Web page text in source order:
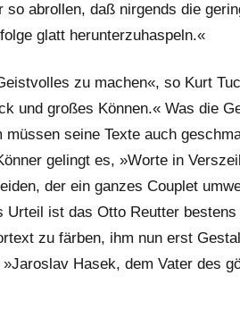
abrollen, daß nirgends die
glatt herunterzuhaspeln.«
zu machen«, so Kurt
und großes Können.« Was die
seine Texte auch
gelingt es, »Worte in
der ein ganzes Couplet
ist das Otto Reutter bestens
zu färben, ihm nun erst
Hasek, dem Vater des